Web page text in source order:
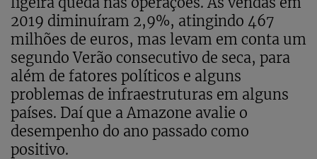
2019 diminuíram 2,9%, atingindo 467
milhões de euros, mas levam em conta um
segundo Verão consecutivo de seca, para
além de fatores políticos e alguns
problemas de infraestruturas em alguns
países. Daí que a Amazone avalie o
desempenho do ano passado como
positivo.